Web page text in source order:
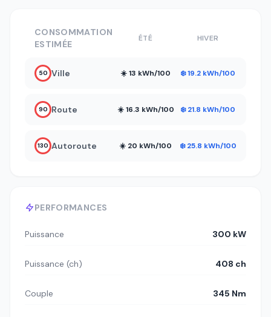
PERFORMANCES
Puissance 300 kW
Puissance (ch) 408 ch
Couple 345 Nm
CONSOMMATION
ESTIMÉE
ÉTÉ HIVER
50 Ville ☀️ 13 kWh/100 ❄️ 19.2 kWh/100
90 Route ☀️ 16.3 kWh/100 ❄️ 21.8 kWh/100
130 Autoroute ☀️ 20 kWh/100 ❄️ 25.8 kWh/100